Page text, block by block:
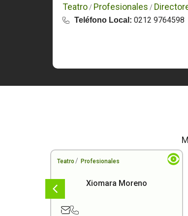
Teatro / Profesionales /
Teléfono Local: 0212 9764598
Teatro / Profesionales
Xiomara Moreno